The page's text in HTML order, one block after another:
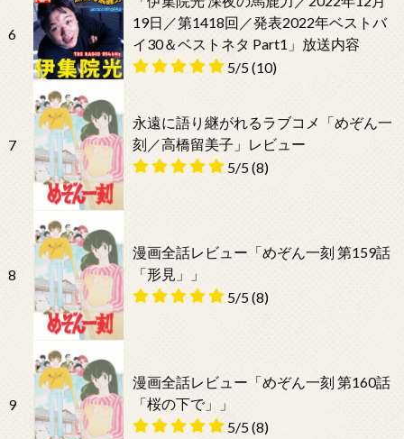
6
19日／第1418回／発表2022年ベストバ
イ30＆ベストネタ Part1」放送内容
5/5(10)
7
永遠に語り継がれるラブコメ「めぞん一
刻／高橋留美子」レビュー
5/5(8)
8
漫画全話レビュー「めぞん一刻 第159話
「形見」」
5/5(8)
9
漫画全話レビュー「めぞん一刻 第160話
「桜の下で」」
5/5(8)